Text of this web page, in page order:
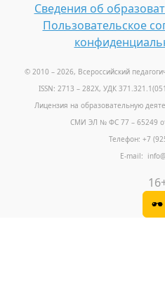
Сведения об
Пользовательское
© 2010 – 2026, Всероссийский
ISSN: 2713 – 282X, УДК
Лицензия на образовательную
СМИ ЭЛ № ФС 77 – 65249
Телефон: +7
E-mail: